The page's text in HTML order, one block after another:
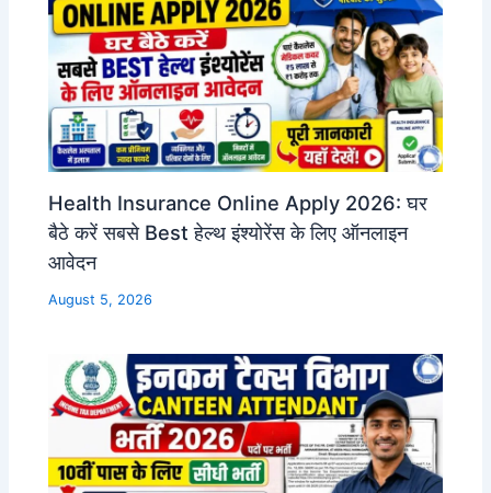
Health Insurance Online Apply 2026: घर
बैठे करें सबसे Best हेल्थ इंश्योरेंस के लिए ऑनलाइन
आवेदन
August 5, 2026